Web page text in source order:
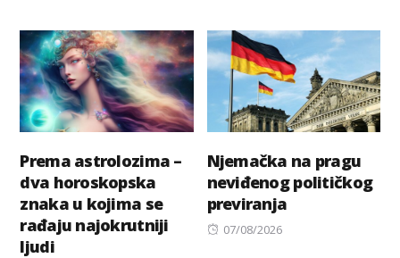
Prema astrolozima –
dva horoskopska
znaka u kojima se
rađaju najokrutniji
ljudi
Njemačka na pragu
neviđenog političkog
previranja
Posted
07/08/2026